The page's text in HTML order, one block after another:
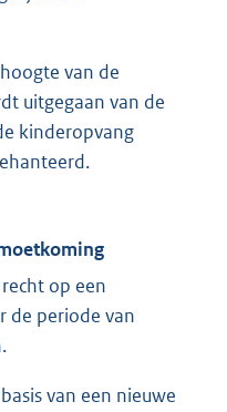
van de
uitgegaan van de
kinderopvang
op een
de periode van
van een nieuwe